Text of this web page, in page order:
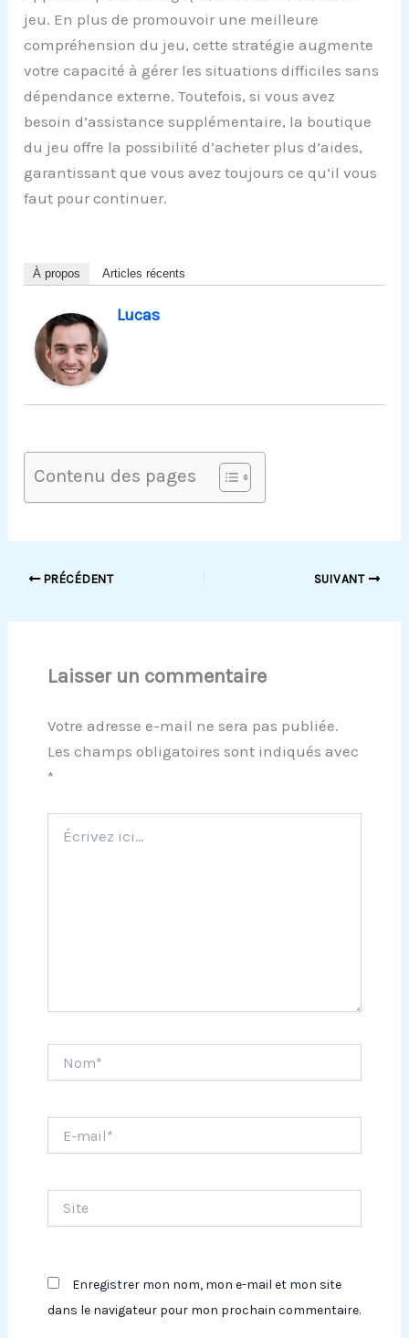
jeu. En plus de promouvoir une meilleure
compréhension du jeu, cette stratégie augmente
votre capacité à gérer les situations difficiles sans
dépendance externe. Toutefois, si vous avez
besoin d’assistance supplémentaire, la boutique
du jeu offre la possibilité d’acheter plus d’aides,
garantissant que vous avez toujours ce qu’il vous
faut pour continuer.
À propos Articles récents
Lucas
Contenu des pages
PRÉCÉDENT SUIVANT
Laisser un commentaire
Votre adresse e-mail ne sera pas publiée.
Les champs obligatoires sont indiqués avec
*
ici…
mail*
Enregistrer mon nom, mon e-mail et mon site
dans le navigateur pour mon prochain commentaire.